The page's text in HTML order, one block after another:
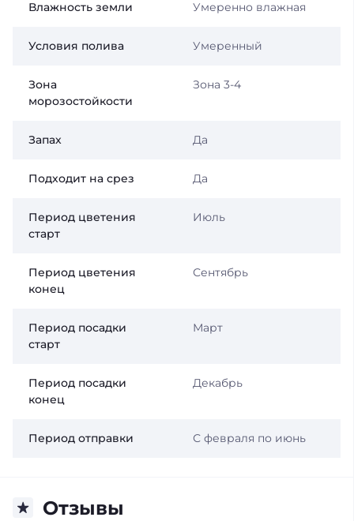
Влажность земли Умеренно влажная
Условия полива Умеренный
Зона
морозостойкости
Зона 3-4
Запах Да
Подходит на срез Да
Период цветения
старт
Июль
Период цветения
конец
Сентябрь
Период посадки
старт
Март
Период посадки
конец
Декабрь
Период отправки С февраля по июнь
Отзывы